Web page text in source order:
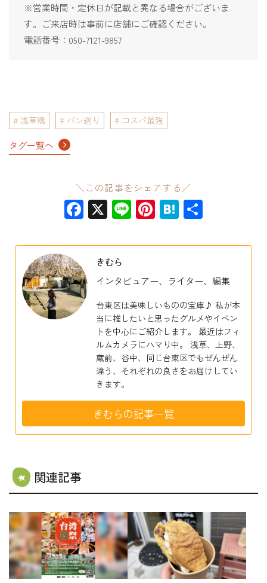
※営業時間・定休日が記載と異なる場合がございま
す。ご来店時は事前に店舗にご確認ください。
電話番号：050-7121-9857
浅草橋 パン巡り コスパ最強
タグ一覧へ
＼この記事をシェアする／
Facebook
X LinePinterest
Hatena
きむら
インタビュアー、ライター、編集
台東区は美味しいものの宝庫♪ 私が本
当に推したいと思ったグルメやイベン
トを中心にご紹介します。 最近はフィ
ルムカメラにハマり中。 浅草、上野、
蔵前、谷中、同じ台東区でもぜんぜん
違う、それぞれの良さをお届けしてい
きます。
きむらの記事一覧
関連記事